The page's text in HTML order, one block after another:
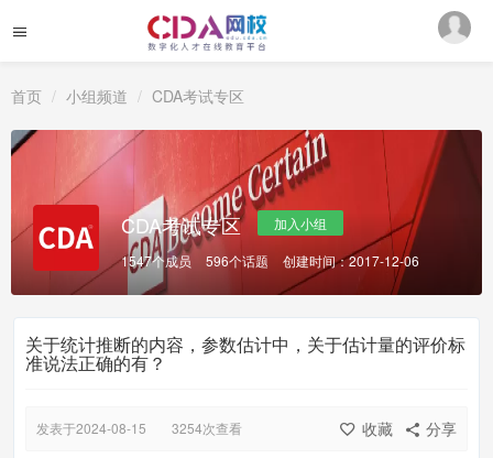
首页 小组频道 CDA考试专区
CDA考试专区
加入小组
1547个成员
596个话题 创建时间：2017-12-06
关于统计推断的内容，参数估计中，关于估计量的评价标
准说法正确的有？
分享
收藏
发表于2024-08-15 3254次查看